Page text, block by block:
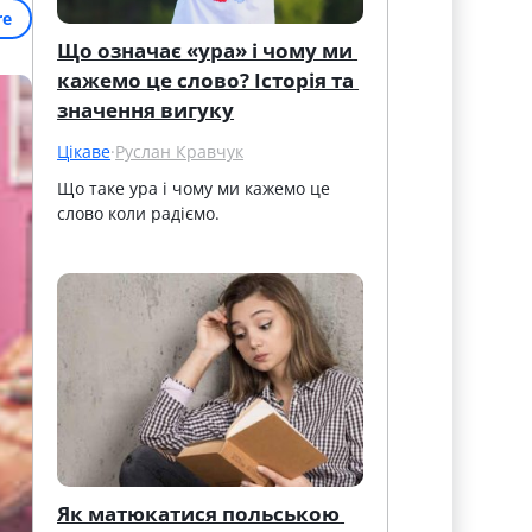
Що означає «ура» і чому ми
кажемо це слово? Історія та
значення вигуку
Цікаве·Руслан Кравчук
Що таке ура і чому ми кажемо це
слово коли радіємо.
Як матюкатися польською